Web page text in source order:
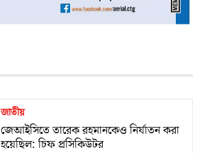
জাতীয়
জেআইসিতে তারেক রহমানকেও নির্যাতন করা
হয়েছিল: চিফ প্রসিকিউটর